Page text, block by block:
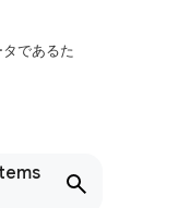
であるた